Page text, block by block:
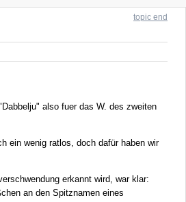
topic end
also fuer das W. des zweiten
ein wenig ratlos, doch dafür haben wir
erkannt wird, war klar:
an den Spitznamen eines